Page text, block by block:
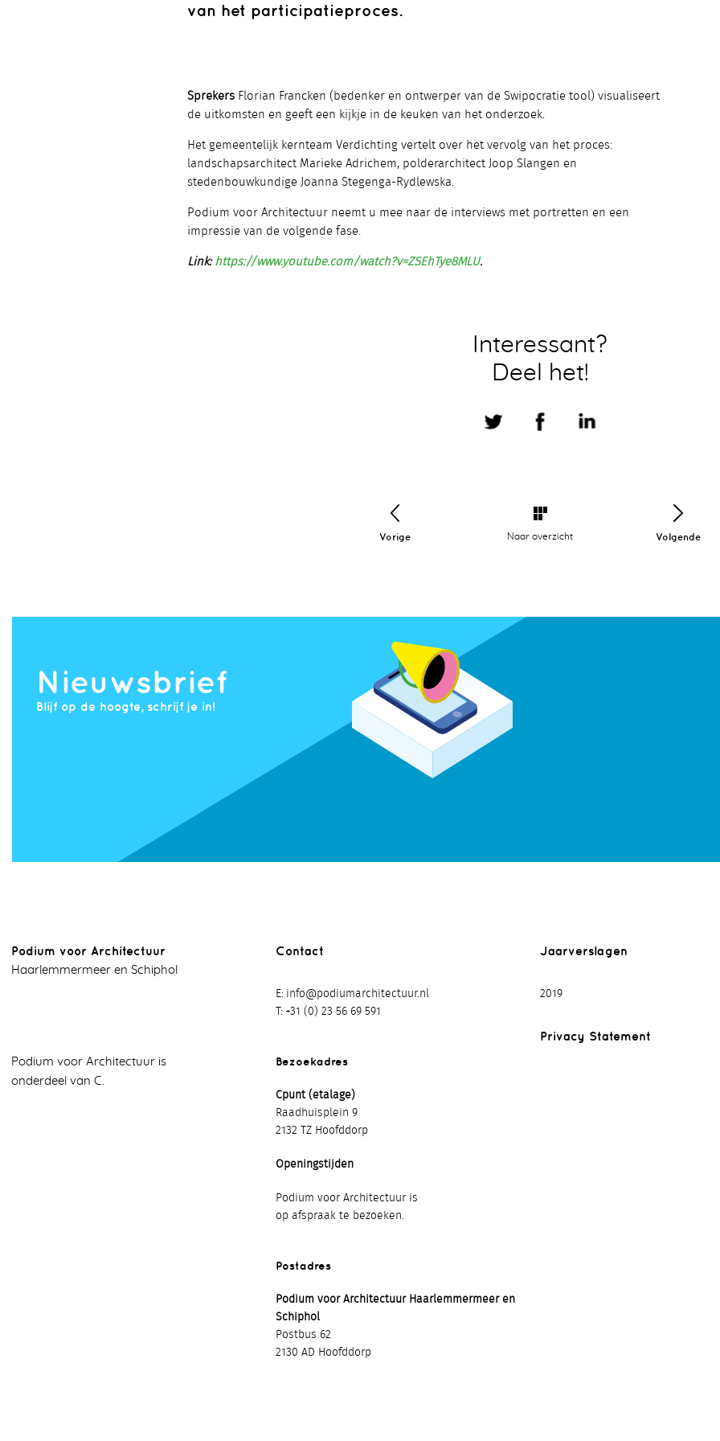
van het participatieproces.
SprekersFlorian Francken (bedenker en ontwerper van de Swipocratie tool) visualiseert
de uitkomsten en geeft een kijkje in de keuken van het onderzoek.
Het gemeentelijk kernteam Verdichting vertelt over het vervolg van het proces:
landschapsarchitect Marieke Adrichem, polderarchitect Joop Slangen en
stedenbouwkundige Joanna Stegenga-Rydlewska.
Podium voor Architectuur neemt u mee naar de interviews met portretten en een
impressie van de volgende fase.
Link: https://www.youtube.com/watch?v=ZSEhTye8MLU.
Interessant?
Deel het!
Vorige Naar overzicht Volgende
Nieuwsbrief
Blijf op de hoogte, schrijf je in!
Podium voor Architectuur
Haarlemmermeer en Schiphol
Podium voor Architectuur is
onderdeel van C.
Contact
E info@podiumarchitectuur.nl
+31 (0) 23 56 69 591
Bezoekadres
Cpunt (etalage)
Raadhuisplein 9
2132 TZ Hoofddorp
Openingstijden
Podium voor Architectuur is
op afspraak te bezoeken.
Postadres
Podium voor Architectuur Haarlemmermeer en
Schiphol
Postbus 62
2130 AD Hoofddorp
Jaarverslagen
2019
Privacy Statement